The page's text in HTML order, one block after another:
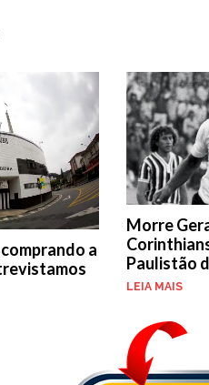
a
Morre
Paulistão
LEIA MAIS